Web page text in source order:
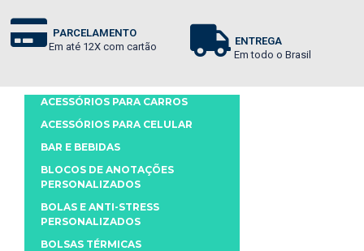
PARCELAMENTO
Em até 12X com cartão
ENTREGA
Em todo o Brasil
ACESSÓRIOS PARA CARROS
ACESSÓRIOS PARA CELULAR
BAR E BEBIDAS
BLOCOS DE ANOTAÇÕES
PERSONALIZADOS
BOLAS E ANTI-STRESS
PERSONALIZADOS
BOLSAS TÉRMICAS